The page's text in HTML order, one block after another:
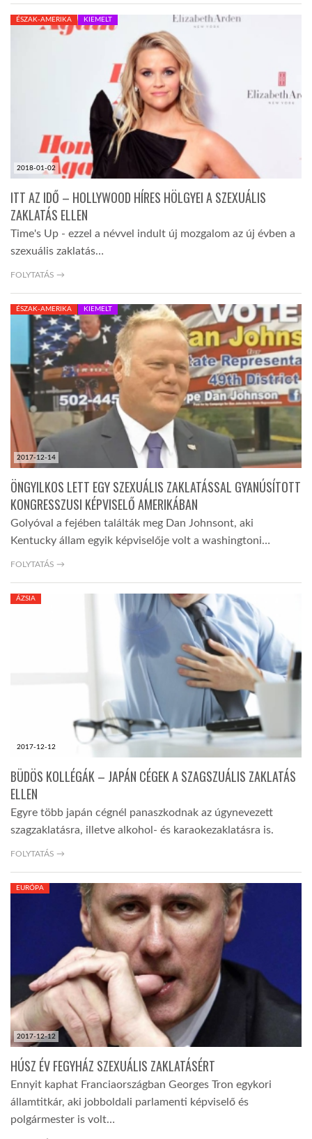
TROPICALMAGAZIN
GLOBOTV
AFRIKA TUDÁSTÁR
LINKTR.EE
GLOBOZSARU
DOBRAVERO.HU
LATIMO.HU
GLOBOBOOK
2018-01-02
ÉSZAK-AMERIKA KIEMELT
ITT AZ IDŐ – HOLLYWOOD HÍRES HÖLGYEI A SZEXUÁLIS
ZAKLATÁS ELLEN
Time's Up - ezzel a névvel indult új mozgalom az új évben a
szexuális zaklatás…
FOLYTATÁS →
2017-12-14
ÉSZAK-AMERIKA KIEMELT
ÖNGYILKOS LETT EGY SZEXUÁLIS ZAKLATÁSSAL GYANÚSÍTOTT
KONGRESSZUSI KÉPVISELŐ AMERIKÁBAN
Golyóval a fejében találták meg Dan Johnsont, aki
Kentucky állam egyik képviselője volt a washingtoni…
FOLYTATÁS →
2017-12-12
ÁZSIA
BÜDÖS KOLLÉGÁK – JAPÁN CÉGEK A SZAGSZUÁLIS ZAKLATÁS
ELLEN
Egyre több japán cégnél panaszkodnak az úgynevezett
szagzaklatásra, illetve alkohol- és karaokezaklatásra is.
FOLYTATÁS →
2017-12-12
EURÓPA
HÚSZ ÉV FEGYHÁZ SZEXUÁLIS ZAKLATÁSÉRT
Ennyit kaphat Franciaországban Georges Tron egykori
államtitkár, aki jobboldali parlamenti képviselő és
polgármester is volt…